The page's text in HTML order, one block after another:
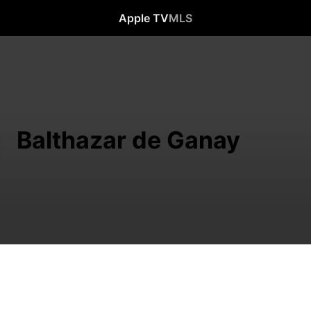
Apple TVMLS
Balthazar de Ganay